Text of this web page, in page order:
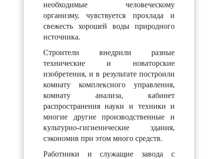
необходимые человеческому
организму, чувствуется прохлада и
свежесть хорошей воды природного
источника.
Строители внедрили разные
технические и новаторские
изобретения, и в результате построили
комнату комплексного управления,
комнату анализа, кабинет
распространения науки и техники и
многие другие производственные и
культурно-гигиенические здания,
сэкономив при этом много средств.
Работники и служащие завода с